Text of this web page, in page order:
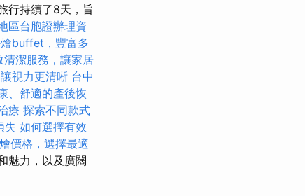
行持續了8天，旨
區台胞證辦理資
buffet，豐富多
清潔服務，讓家居
視力更清晰 台中
、舒適的產後恢
療 探索不同款式
失 如何選擇有效
價格，選擇最適
魅力，以及廣闊